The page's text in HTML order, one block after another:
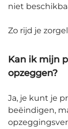
niet
Zo rijd je
Kan ik mijn
opzeggen?
Ja, je kunt je
beëindigen,